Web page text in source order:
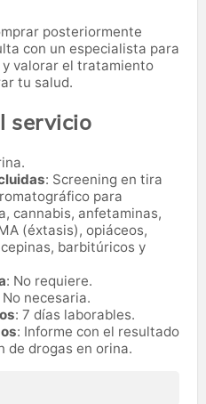
posteriormente
con un especialista para
valorar el tratamiento
tu salud.
servicio
: Screening en tira
para
cannabis, anfetaminas,
(éxtasis), opiáceos,
barbitúricos y
: No requiere.
No necesaria.
: 7 días laborables.
: Informe con el resultado
de drogas en orina.